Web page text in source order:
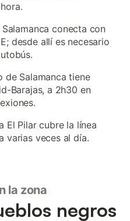
conecta con
desde allí es necesario
de Salamanca tiene
Barajas, a 2h30 en
El Pilar cubre la línea
varias veces al día.
la zona
negros